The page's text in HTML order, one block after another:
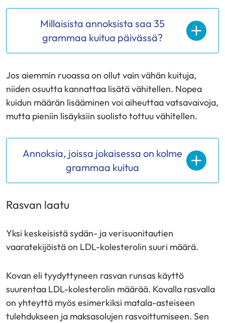
Millaisista annoksista saa 35
grammaa kuitua päivässä?
Jos aiemmin ruoassa on ollut vain vähän kuituja,
niiden osuutta kannattaa lisätä vähitellen. Nopea
kuidun määrän lisääminen voi aiheuttaa vatsavaivoja,
mutta pieniin lisäyksiin suolisto tottuu vähitellen.
Annoksia, joissa jokaisessa on kolme
grammaa kuitua
Rasvan laatu
Yksi keskeisistä sydän- ja verisuonitautien
vaaratekijöistä on LDL-kolesterolin suuri määrä.
Kovan eli tyydyttyneen rasvan runsas käyttö
suurentaa LDL-kolesterolin määrää. Kovalla rasvalla
on yhteyttä myös esimerkiksi matala-asteiseen
tulehdukseen ja maksasolujen rasvoittumiseen. Sen